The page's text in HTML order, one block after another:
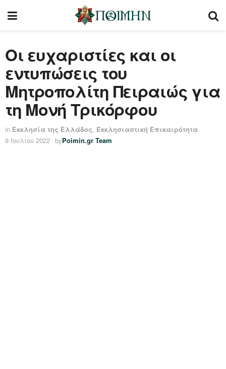
Οι ευχαριστίες και οι
εντυπώσεις του
Μητροπολίτη Πειραιώς για
τη Μονή Τρικόρφου
in Εκκλησία της Ελλάδος, Εκκλησιαστική Επικαιρότητα
9 Ιουλίου 2022 byPoimin.gr Team